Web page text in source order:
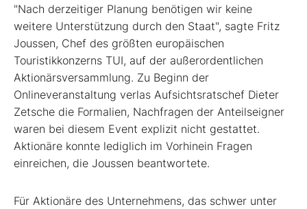
"Nach derzeitiger Planung benötigen wir keine
weitere Unterstützung durch den Staat", sagte Fritz
Joussen, Chef des größten europäischen
Touristikkonzerns TUI, auf der außerordentlichen
Aktionärsversammlung. Zu Beginn der
Onlineveranstaltung verlas Aufsichtsratschef Dieter
Zetsche die Formalien, Nachfragen der Anteilseigner
waren bei diesem Event explizit nicht gestattet.
Aktionäre konnte lediglich im Vorhinein Fragen
einreichen, die Joussen beantwortete.
Für Aktionäre des Unternehmens, das schwer unter